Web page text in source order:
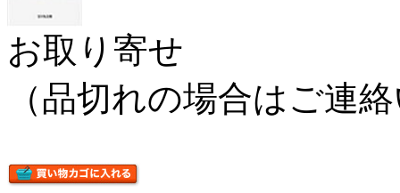
お取り寄せ
（品切れの場合はご連